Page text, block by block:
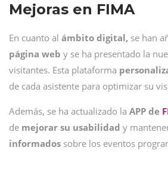
Mejoras en FIMA
En cuanto al ámbito digital, se han
página web y se ha presentado la
visitantes. Esta plataforma
de cada asistente para optimizar su
Además, se ha actualizado la APP de
de mejorar su usabilidad y
informados sobre los eventos